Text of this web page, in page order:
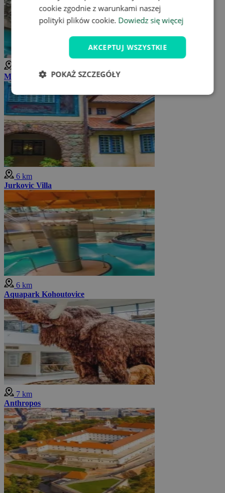
Muzeum Techniki w Brnie
6 km
Jurkovic Villa
6 km
Aquapark Kohoutovice
7 km
Anthropos
cookie zgodnie z warunkami naszej
polityki plików cookie. Dowiedz się więcej
AKCEPTUJ WSZYSTKIE
POKAŻ SZCZEGÓŁY